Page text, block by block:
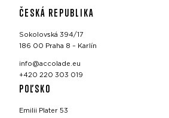
ČESKÁ REPUBLIKA
Sokolovská 394/17
186 00 Praha 8 – Karlín
info@accolade.eu
+420 220 303 019
POĽSKO
Emilii Plater 53